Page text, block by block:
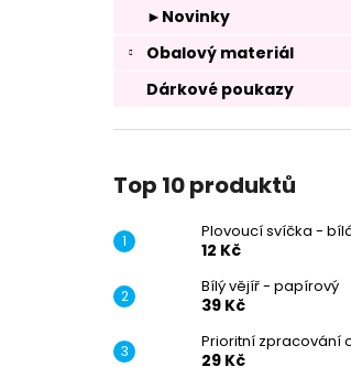
►Novinky
Obalový materiál
Dárkové poukazy
Top 10 produktů
Plovoucí svíčka -
12 Kč
Bílý vějíř - papírový
39 Kč
Prioritní zpracování
29 Kč